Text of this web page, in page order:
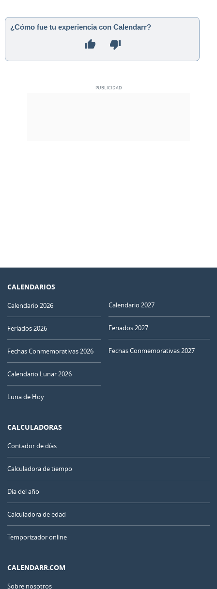
¿Cómo fue tu experiencia con Calendarr?
CALENDARIOS
Calendario 2026
Feriados 2026
Fechas Conmemorativas 2026
Calendario Lunar 2026
Luna de Hoy
Calendario 2027
Feriados 2027
Fechas Conmemorativas 2027
CALCULADORAS
Contador de días
Calculadora de tiempo
Día del año
Calculadora de edad
Temporizador online
CALENDARR.COM
Sobre nosotros